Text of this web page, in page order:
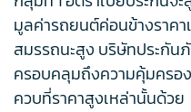
มูลค่ารถยนต์ค่อนข้างราค
สมรรถนะสูง บริษัทประกั
ครอบคลุมถึงความคุ้มคร
ควบที่ราคาสูงเหล่านั้นด้วย